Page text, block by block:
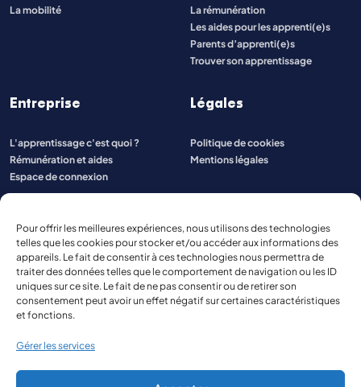
Pour offrir les meilleures expériences, nous utilisons des technologies
telles que les cookies pour stocker et/ou accéder aux informations des
appareils. Le fait de consentir à ces technologies nous permettra de
traiter des données telles que le comportement de navigation ou les ID
uniques sur ce site. Le fait de ne pas consentir ou de retirer son
consentement peut avoir un effet négatif sur certaines caractéristiques
et fonctions.
Gérer les services
La mobilité
La rémunération
Les aides pour les apprenti(e)s
Parents d’apprenti(e)s
Trouver son apprentissage
Entreprise
L'apprentissage c'est quoi ?
Rémunération et aides
Espace de connexion
Légales
Politique de cookies
Mentions légales